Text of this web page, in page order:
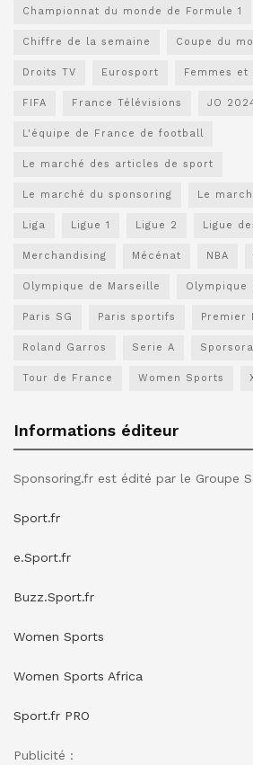
Championnat du monde de Formule 1
Chiffre de la semaine Coupe du
Droits TV Eurosport Femmes et
FIFA France Télévisions JO
L'équipe de France de football
Le marché des articles de sport
Le marché du sponsoring Le
Liga Ligue 1 Ligue 2 Ligue
Merchandising Mécénat NBA
Olympique de Marseille Olympique
Paris SG Paris sportifs Premier
Roland Garros Serie A Sporsora
Tour de France Women Sports
Informations éditeur
Sponsoring.fr est édité par le Groupe
Sport.fr
e.Sport.fr
Buzz.Sport.fr
Women Sports
Women Sports Africa
Sport.fr PRO
Publicité :